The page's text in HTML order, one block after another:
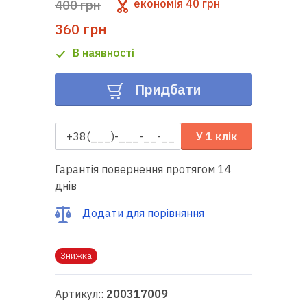
Ремонт
поради
Контакти
нас
400 грн економія 40 грн
360 грн
В наявності
Придбати
У 1 клік
Гарантія повернення протягом 14
днів
Додати для порівняння
Знижка
Артикул:: 200317009